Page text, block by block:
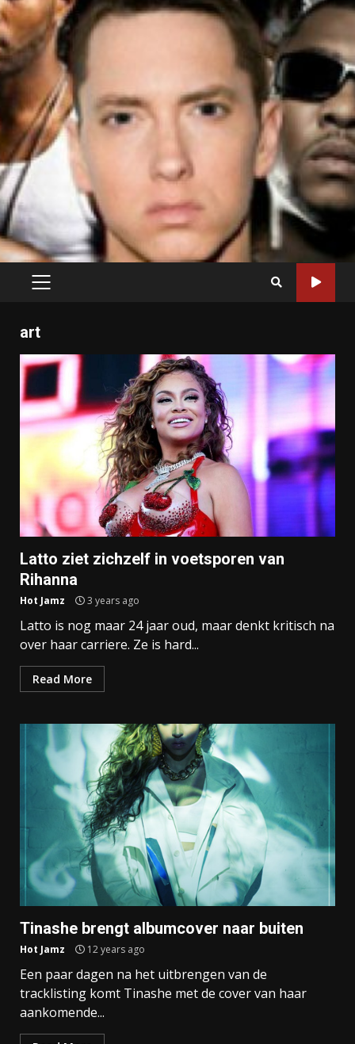
PRIMARY
art
Latto ziet zichzelf in voetsporen van
Rihanna
Hot Jamz 3 years ago
Latto is nog maar 24 jaar oud, maar denkt kritisch na
over haar carriere. Ze is hard...
Read More
Tinashe brengt albumcover naar buiten
Hot Jamz 12 years ago
Een paar dagen na het uitbrengen van de
tracklisting komt Tinashe met de cover van haar
aankomende...